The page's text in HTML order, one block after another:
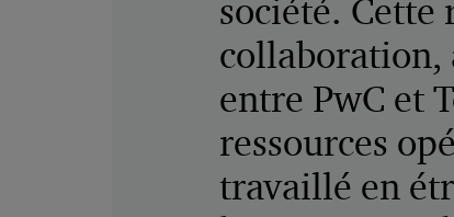
société. Cette
collaboration,
entre PwC et
ressources
travaillé en